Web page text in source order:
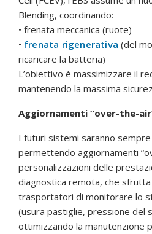
Blending, coordinando:
• frenata meccanica (ruote)
• frenata rigenerativa (del
ricaricare la batteria)
L’obiettivo è massimizzare il
mantenendo la massima
Aggiornamenti “over-the-
I futuri sistemi saranno
permettendo aggiornamenti
personalizzazioni delle
diagnostica remota, che sfrutta
trasportatori di monitorare lo
(usura pastiglie, pressione del
ottimizzando la manutenzione